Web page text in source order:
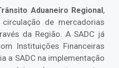
Aduaneiro Regional,
de mercadorias
da Região. A SADC já
Instituições Financeiras
a SADC na implementação